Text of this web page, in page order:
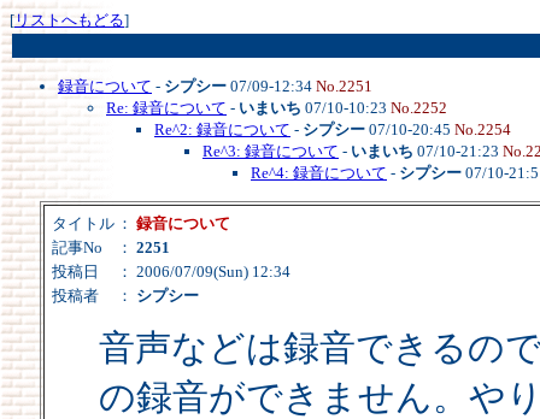
[リストへもどる]
録音について - シプシー 07/09-12:34 No.2251
Re: 録音について - いまいち 07/10-10:23 No.2252
Re^2: 録音について - シプシー 07/10-20:45 No.2254
Re^3: 録音について - いまいち 07/10-21:23
Re^4: 録音について - シプシー 07/10-
タイトル ： 録音について
記事No
： 2251
投稿日
： 2006/07/09(Sun) 12:34
投稿者
： シプシー
音声などは録音できるの
の録音ができません。や